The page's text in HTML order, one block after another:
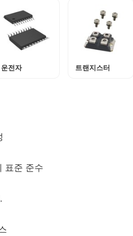
운전자 트랜지스터
표준 준수